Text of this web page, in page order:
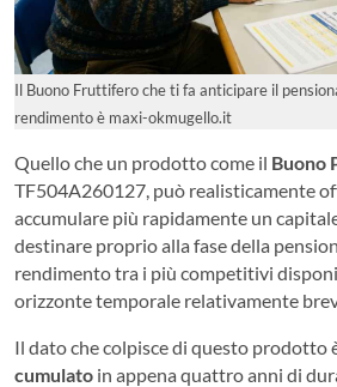
Il Buono Fruttifero che ti fa anticipare il
rendimento è maxi-okmugello.it
Quello che un prodotto come il Buono
TF504A260127, può realisticamente
accumulare più rapidamente un
destinare proprio alla fase della
rendimento tra i più competitivi
orizzonte temporale relativamente
Il dato che colpisce di questo prodotto
cumulato in appena quattro anni di